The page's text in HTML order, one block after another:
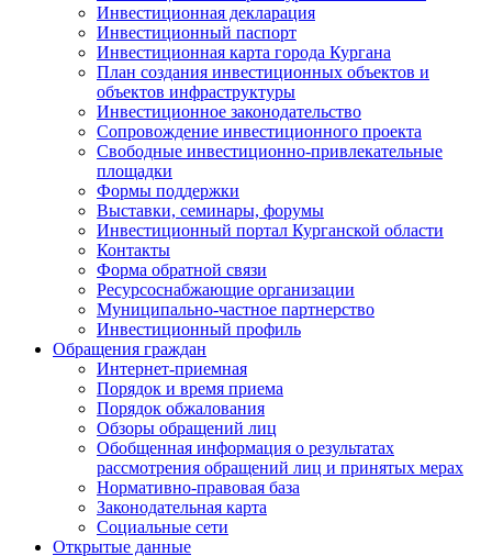
Инвестиционная декларация
Инвестиционный паспорт
Инвестиционная карта города Кургана
План создания инвестиционных объектов и
объектов инфраструктуры
Инвестиционное законодательство
Сопровождение инвестиционного проекта
Свободные инвестиционно-привлекательные
площадки
Формы поддержки
Выставки, семинары, форумы
Инвестиционный портал Курганской области
Контакты
Форма обратной связи
Ресурсоснабжающие организации
Муниципально-частное партнерство
Инвестиционный профиль
Обращения граждан
Интернет-приемная
Порядок и время приема
Порядок обжалования
Обзоры обращений лиц
Обобщенная информация о результатах
рассмотрения обращений лиц и принятых мерах
Нормативно-правовая база
Законодательная карта
Социальные сети
Открытые данные